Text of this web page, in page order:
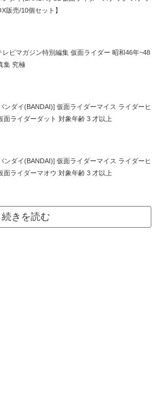
販売/10個セット】
レビマガジン特別編集 仮面ライダー 昭和46年~48
集 究極
ンダイ(BANDAI)] 仮面ライダーマイス ライダーヒ
面ライダーダット 対象年齢 3 才以上
ンダイ(BANDAI)] 仮面ライダーマイス ライダーヒ
面ライダーマオウ 対象年齢 3 才以上
続きを読む